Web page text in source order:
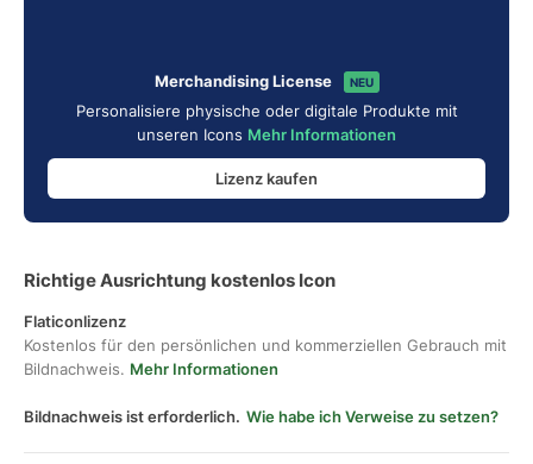
Merchandising License NEU
Personalisiere physische oder digitale Produkte mit
unseren Icons Mehr Informationen
Lizenz kaufen
Richtige Ausrichtung kostenlos Icon
Flaticonlizenz
Kostenlos für den persönlichen und kommerziellen Gebrauch mit
Bildnachweis. Mehr Informationen
Bildnachweis ist erforderlich. Wie habe ich Verweise zu setzen?